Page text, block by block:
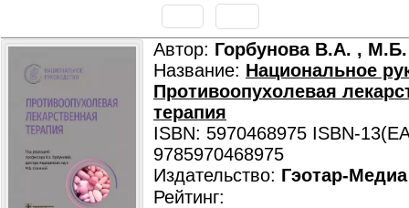
Автор: Горбунова В.А. ,
Название: Национальное
Противоопухолевая
терапия
ISBN: 5970468975 ISBN-
9785970468975
Издательство: Гэотар-Медиа
Рейтинг: